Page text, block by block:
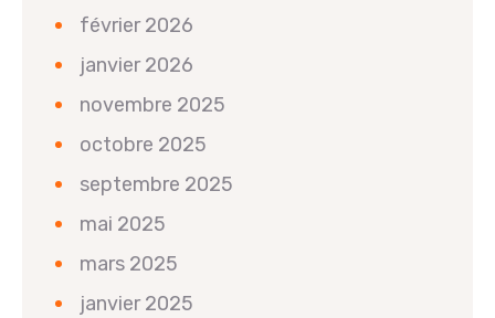
février 2026
janvier 2026
novembre 2025
octobre 2025
septembre 2025
mai 2025
mars 2025
janvier 2025